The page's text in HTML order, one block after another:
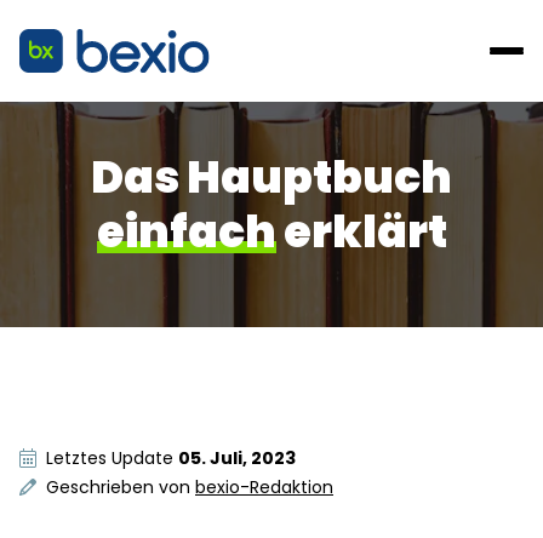
Das Hauptbuch
einfacherklärt
Letztes Update 05. Juli, 2023
Geschrieben von bexio-Redaktion